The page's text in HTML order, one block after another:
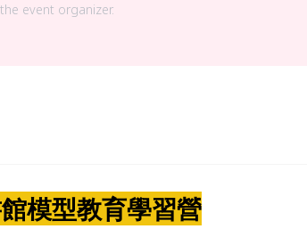
event organizer.
模型教育學習營